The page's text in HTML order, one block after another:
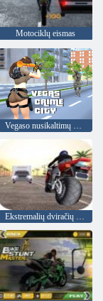
Motociklų eismas
Vegaso nusikaltimų miestas
Ekstremalių dviračių lenktynės